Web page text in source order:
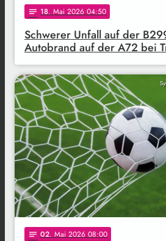
notes 18. Mai 2026 04:50
Schwerer Unfall auf der
Autobrand auf der A72 bei
notes 02. Mai 2026 08:00